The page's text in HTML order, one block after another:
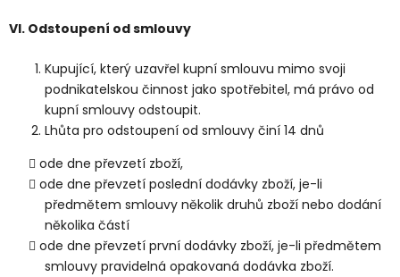
VI. Odstoupení od smlouvy
Kupující, který uzavřel kupní smlouvu mimo svoji
podnikatelskou činnost jako spotřebitel, má právo od
kupní smlouvy odstoupit.
Lhůta pro odstoupení od smlouvy činí 14 dnů
ode dne převzetí zboží,
ode dne převzetí poslední dodávky zboží, je-li
předmětem smlouvy několik druhů zboží nebo dodání
několika částí
ode dne převzetí první dodávky zboží, je-li předmětem
smlouvy pravidelná opakovaná dodávka zboží.